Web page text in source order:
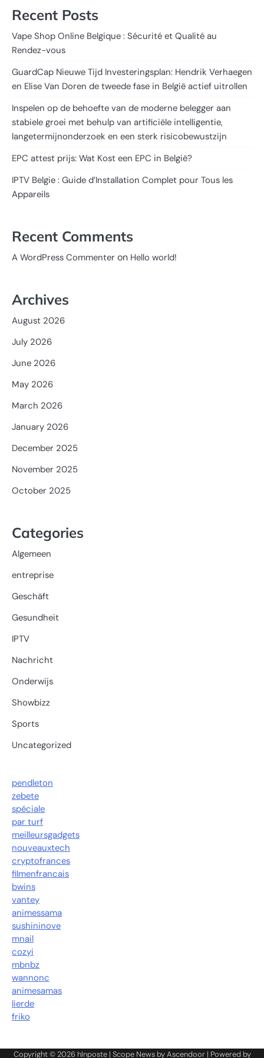
Recent Posts
Vape Shop Online Belgique : Sécurité et Qualité au
Rendez-vous
GuardCap Nieuwe Tijd Investeringsplan: Hendrik Verhaegen
en Elise Van Doren de tweede fase in België actief uitrollen
Inspelen op de behoefte van de moderne belegger aan
stabiele groei met behulp van artificiële intelligentie,
langetermijnonderzoek en een sterk risicobewustzijn
EPC attest prijs: Wat Kost een EPC in België?
IPTV Belgie : Guide d’Installation Complet pour Tous les
Appareils
Recent Comments
A WordPress Commenter on Hello world!
Archives
August 2026
July 2026
June 2026
May 2026
March 2026
January 2026
December 2025
November 2025
October 2025
Categories
Algemeen
entreprise
Geschäft
Gesundheit
IPTV
Nachricht
Onderwijs
Showbizz
Sports
Uncategorized
pendleton
zebete
spéciale
par turf
meilleursgadgets
nouveauxtech
cryptofrances
filmenfrancais
bwins
vantey
animessama
sushininove
mnail
cozyi
mbnbz
wannonc
animesamas
lierde
friko
Copyright © 2026 hlnposte| Scope News byAscendoor| Powered by